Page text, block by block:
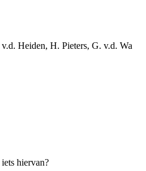
Heiden, H. Pieters, G. v.d. Wa
hiervan?